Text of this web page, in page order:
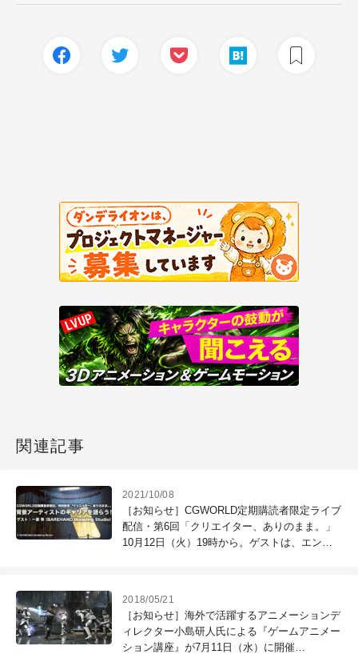
関連記事
2021/10/08
［お知らせ］CGWORLD定期購読者限定ライブ
配信・第6回「クリエイター、ありのまま。」
10月12日（火）19時から。ゲストは、エンバ
2018/05/21
［お知らせ］海外で活躍するアニメーションデ
ィレクター小島研人氏による『ゲームアニメー
ション講座』が7月11日（水）に開催